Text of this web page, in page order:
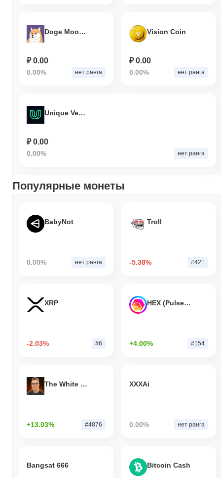
Doge Moon Coin
₽ 0.00
0.00% нет ранга
Vision Coin
₽ 0.00
0.00% нет ранга
Unique Venture clubs
₽ 0.00
0.00% нет ранга
Популярные монеты
BabyNot
0.00% нет ранга
Troll
-5.38% #421
XRP
-2.03% #6
HEX (Pulsechain)
+4.00% #154
The White Bull
+13.03% #4876
XXXAi
0.00% нет ранга
Bangsat 666 Bitcoin Cash